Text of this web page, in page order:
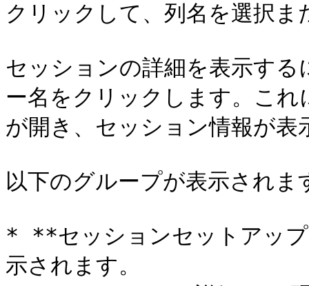
クリックして、列名を選択
セッションの詳細を表示す
ー名をクリックします。こ
が開き、セッション情報が表
以下のグループが表示されま
* **セッションセットアッ
示されます。